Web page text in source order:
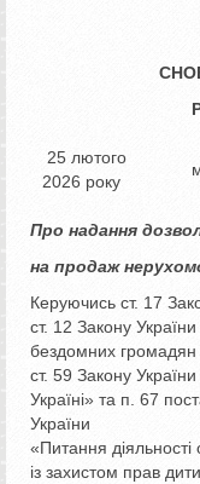
25 лютого
2026 року
Про надання
на продаж
Керуючись ст. 17
ст. 12 Закону
бездомних громадян
ст. 59 Закону
Україні» та п. 67
України від
«Питання діяльності
із захистом прав